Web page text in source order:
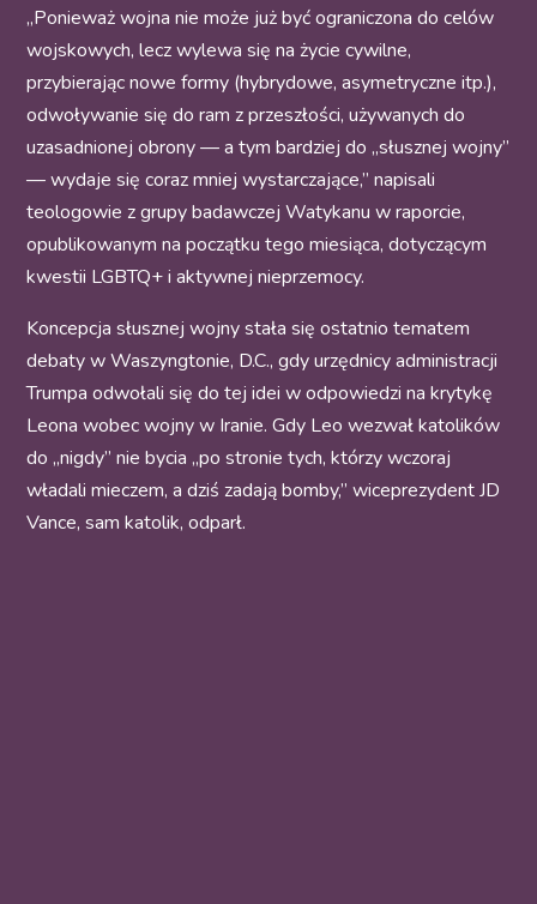
„Ponieważ wojna nie może już być ograniczona do celów
wojskowych, lecz wylewa się na życie cywilne,
przybierając nowe formy (hybrydowe, asymetryczne itp.),
odwoływanie się do ram z przeszłości, używanych do
uzasadnionej obrony — a tym bardziej do „słusznej wojny”
— wydaje się coraz mniej wystarczające,” napisali
teologowie z grupy badawczej Watykanu w raporcie,
opublikowanym na początku tego miesiąca, dotyczącym
kwestii LGBTQ+ i aktywnej nieprzemocy.
Koncepcja słusznej wojny stała się ostatnio tematem
debaty w Waszyngtonie, D.C., gdy urzędnicy administracji
Trumpa odwołali się do tej idei w odpowiedzi na krytykę
Leona wobec wojny w Iranie. Gdy Leo wezwał katolików
do „nigdy” nie bycia „po stronie tych, którzy wczoraj
władali mieczem, a dziś zadają bomby,” wiceprezydent JD
Vance, sam katolik, odparł.